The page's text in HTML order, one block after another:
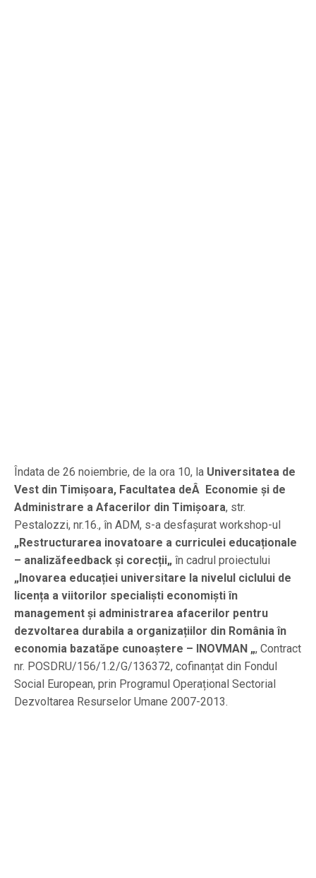
Îndata de 26 noiembrie, de la ora 10, la Universitatea de
Vest din Timișoara, Facultatea deÂ Economie și de
Administrare a Afacerilor din Timișoara, str.
Pestalozzi, nr.16., în ADM, s-a desfașurat workshop-ul
„Restructurarea inovatoare a curriculei educaționale
– analizăfeedback și corecții„ în cadrul proiectului
„Inovarea educației universitare la nivelul ciclului de
licența a viitorilor specialiști economiști în
management și administrarea afacerilor pentru
dezvoltarea durabila a organizațiilor din România în
economia bazatăpe cunoaștere – INOVMAN „, Contract
nr. POSDRU/156/1.2/G/136372, cofinanțat din Fondul
Social European, prin Programul Operațional Sectorial
Dezvoltarea Resurselor Umane 2007-2013.